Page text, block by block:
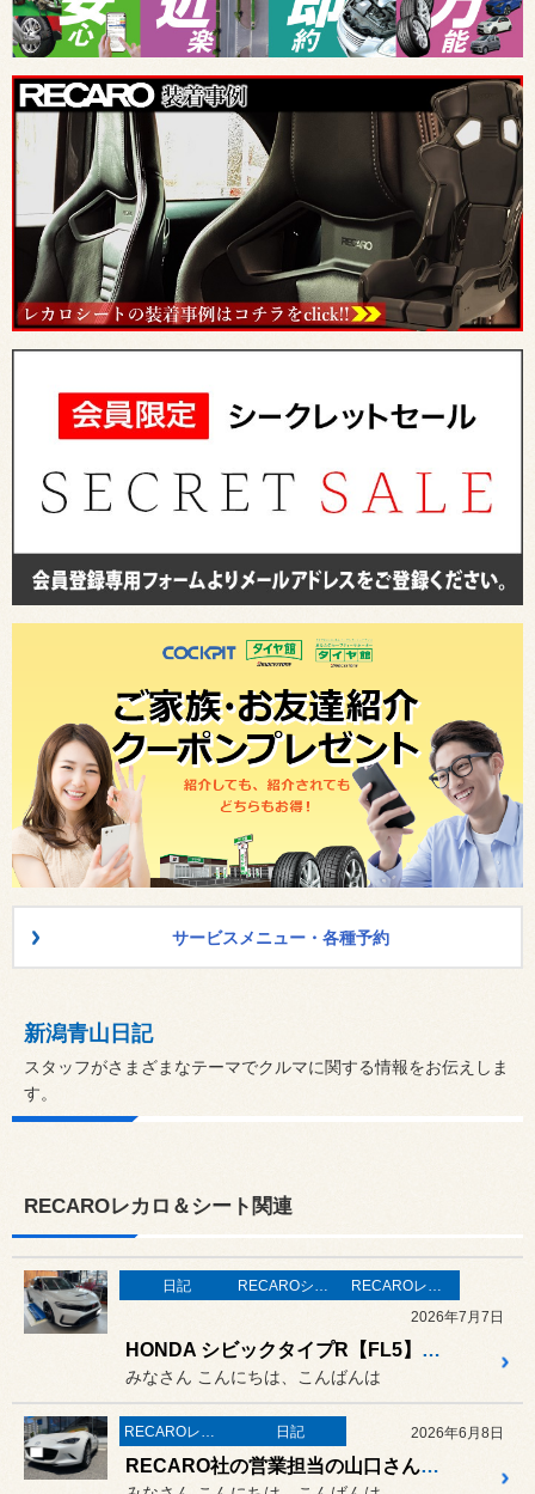
サービスメニュー・各種予約
新潟青山日記
スタッフがさまざまなテーマでクルマに関する情報をお伝えしま
す。
RECAROレカロ＆シート関連
日記 RECAROシート装着事例
RECAROレカロ＆シート関連
2026年7月7日
HONDA シビックタイプR【FL5】にレカロシート取り付け！
みなさん こんにちは、こんばんは
RECAROレカロ＆シート関連 日記 2026年6月8日
RECARO社の営業担当の山口さんが、デモカーND型ロードスターでご挨拶に来てくれました。